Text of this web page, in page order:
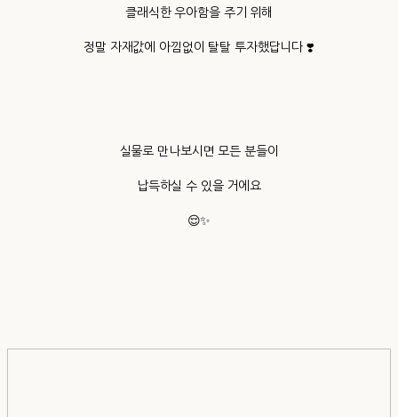
클래식한 우아함을 주기 위해
정말 자재값에 아낌없이 탈탈 투자했답니다 ❣️
실물로 만나보시면 모든 분들이
납득하실 수 있을 거에요
😌✨